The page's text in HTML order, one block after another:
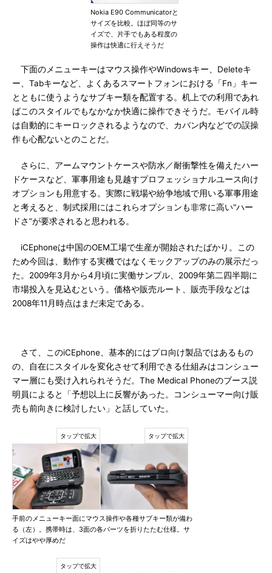
Nokia E90 Communicatorと
サイズを比較。ほぼ同等のサ
イズで、片手でもある程度の
操作は快適に行えそうだ
下面のメニューキーはマウス操作やWindowsキー、Deleteキ
ー、Tabキーなど、よくあるスマートフォンにおける「Fn」キー
とともに使うようなサブキー類を配置する。机上での利用であれ
ばこのスタイルでもなかなか快適に操作できそうだ。モバイル時
は自動的にキーロックされるようなので、カバン内などでの誤操
作も心配ないとのことだ。
さらに、アームマウントケースや防水／耐衝撃性を備えたハー
ドケースなど、軍事用途も見越すプロフェッショナルユース向け
オプションも用意する。実際に戦場や紛争地域で用いる軍事用途
と考えると、制式採用にはこれらオプションも非常に高い“ハー
ドさ”が要求されると思われる。
iCEphoneは中国のOEM工場で生産が開始されたばかり。この
ため今回は、動作する実機ではなくモックアップのみの展示だっ
た。2009年3月から4月頃に実働サンプル、2009年第二四半期に
市場投入を見込むという。価格や販売ルート、販売手段などは
2008年11月時点はまだ未定である。
さて、このiCEphone、基本的にはプロ向け製品ではあるもの
の、自在にスタイルを変化させて利用できる仕組みはコンシュー
マー層にも受け入れられそうだ。The Medical Phoneのブース説
明員によると「予想以上に反響があった。コンシューマー向け販
売も前向きに検討したい」と話していた。
手前のメニューキー面にマウス操作や各種サブキー類が備わ
る（左）。携帯時は、3面の各パーツを折りたたむ仕様。サ
イズはやや厚めだ